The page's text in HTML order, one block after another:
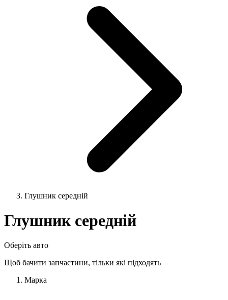
Глушник середній
Глушник середній
Оберіть авто
Щоб бачити запчастини, тільки які підходять
Марка